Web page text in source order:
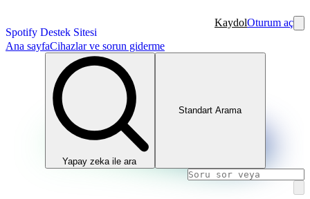
Spotify Destek Sitesi
KaydolOturum aç
Ana sayfaCihazlar ve sorun giderme
Yapay zeka ile ara
Standart Arama